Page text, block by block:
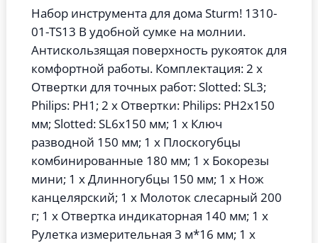
Набор инструмента для дома Sturm! 1310-
01-TS13 В удобной сумке на молнии.
Антискользящая поверхность рукояток для
комфортной работы. Комплектация: 2 х
Отвертки для точных работ: Slotted: SL3;
Philips: PH1; 2 х Отвертки: Philips: PH2х150
мм; Slotted: SL6х150 мм; 1 х Ключ
разводной 150 мм; 1 х Плоскогубцы
комбинированные 180 мм; 1 х Бокорезы
мини; 1 х Длинногубцы 150 мм; 1 х Нож
канцелярский; 1 х Молоток слесарный 200
г; 1 х Отвертка индикаторная 140 мм; 1 х
Рулетка измерительная 3 м*16 мм; 1 х